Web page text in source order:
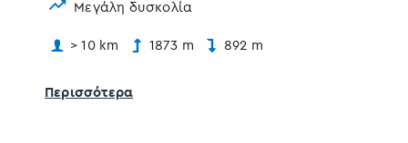
Μεγάλη δυσκολία
> 10 km 1873 m 892 m
Περισσότερα